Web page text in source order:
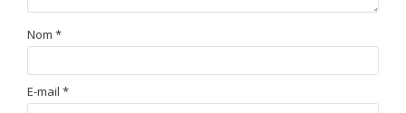
Nom *
E-mail *